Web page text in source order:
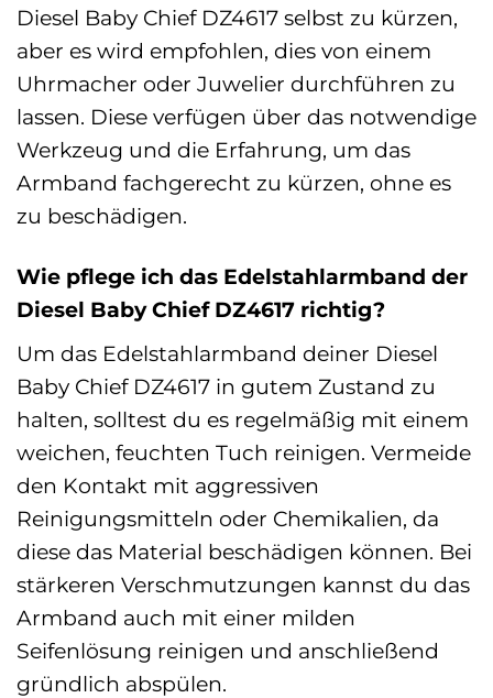
Diesel Baby Chief DZ4617 selbst zu kürzen,
aber es wird empfohlen, dies von einem
Uhrmacher oder Juwelier durchführen zu
lassen. Diese verfügen über das notwendige
Werkzeug und die Erfahrung, um das
Armband fachgerecht zu kürzen, ohne es
zu beschädigen.
Wie pflege ich das Edelstahlarmband der
Diesel Baby Chief DZ4617 richtig?
Um das Edelstahlarmband deiner Diesel
Baby Chief DZ4617 in gutem Zustand zu
halten, solltest du es regelmäßig mit einem
weichen, feuchten Tuch reinigen. Vermeide
den Kontakt mit aggressiven
Reinigungsmitteln oder Chemikalien, da
diese das Material beschädigen können. Bei
stärkeren Verschmutzungen kannst du das
Armband auch mit einer milden
Seifenlösung reinigen und anschließend
gründlich abspülen.